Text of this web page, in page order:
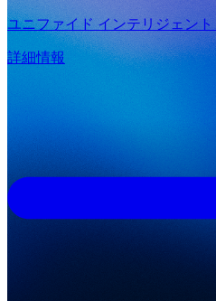
ユニファイド インテリジェン
詳細情報